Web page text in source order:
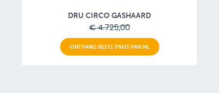
DRU CIRCO GASHAARD
€ 4.725,00
ONTVANG BESTE PRIJS VAN NL